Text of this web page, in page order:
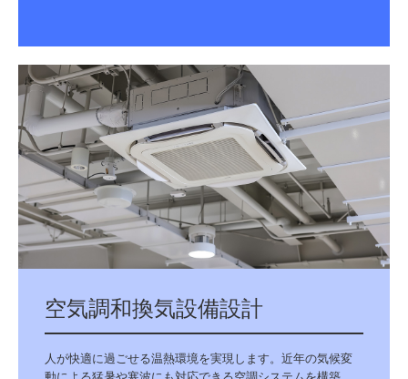
空気調和換気設備設計
人が快適に過ごせる温熱環境を実現します。近年の気候変